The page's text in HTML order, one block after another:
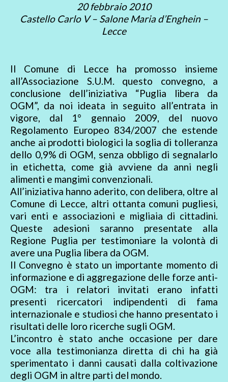
20 febbraio 2010
Castello Carlo V – Salone Maria d’Enghein –
Lecce
Il Comune di Lecce ha promosso insieme
all’Associazione S.U.M. questo convegno, a
conclusione dell’iniziativa “Puglia libera da
OGM”, da noi ideata in seguito all’entrata in
vigore, dal 1° gennaio 2009, del nuovo
Regolamento Europeo 834/2007 che estende
anche ai prodotti biologici la soglia di tolleranza
dello 0,9% di OGM, senza obbligo di segnalarlo
in etichetta, come già avviene da anni negli
alimenti e mangimi convenzionali.
All’iniziativa hanno aderito, con delibera, oltre al
Comune di Lecce, altri ottanta comuni pugliesi,
vari enti e associazioni e migliaia di cittadini.
Queste adesioni saranno presentate alla
Regione Puglia per testimoniare la volontà di
avere una Puglia libera da OGM.
Il Convegno è stato un importante momento di
informazione e di aggregazione delle forze anti-
OGM: tra i relatori invitati erano infatti
presenti ricercatori indipendenti di fama
internazionale e studiosi che hanno presentato i
risultati delle loro ricerche sugli OGM.
L’incontro è stato anche occasione per dare
voce alla testimonianza diretta di chi ha già
sperimentato i danni causati dalla coltivazione
degli OGM in altre parti del mondo.